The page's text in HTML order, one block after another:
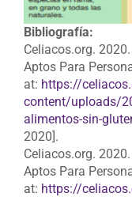
Bibliografía:
Celiacos.org.
Aptos Para
at: https://
content/uploads/
alimentos-sin-
2020].
Celiacos.org.
Aptos Para
at: https://